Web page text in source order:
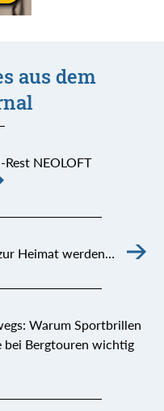
aus dem
Rest NEOLOFT
Heimat werden…
Warum Sportbrillen
bei Bergtouren wichtig